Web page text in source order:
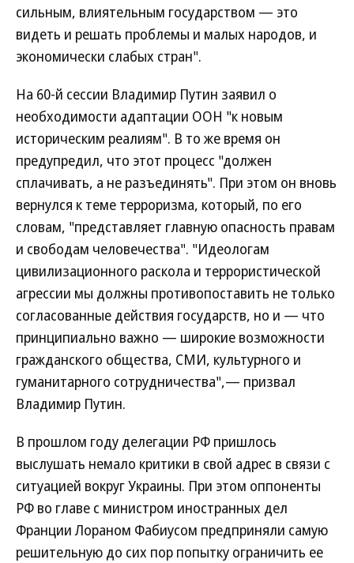
сильным, влиятельным государством — это
видеть и решать проблемы и малых народов, и
экономически слабых стран".
На 60-й сессии Владимир Путин заявил о
необходимости адаптации ООН "к новым
историческим реалиям". В то же время он
предупредил, что этот процесс "должен
сплачивать, а не разъединять". При этом он вновь
вернулся к теме терроризма, который, по его
словам, "представляет главную опасность правам
и свободам человечества". "Идеологам
цивилизационного раскола и террористической
агрессии мы должны противопоставить не только
согласованные действия государств, но и — что
принципиально важно — широкие возможности
гражданского общества, СМИ, культурного и
гуманитарного сотрудничества",— призвал
Владимир Путин.
В прошлом году делегации РФ пришлось
выслушать немало критики в свой адрес в связи с
ситуацией вокруг Украины. При этом оппоненты
РФ во главе с министром иностранных дел
Франции Лораном Фабиусом предприняли самую
решительную до сих пор попытку ограничить ее